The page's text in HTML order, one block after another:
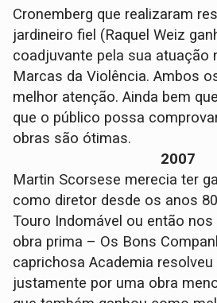
Cronemberg que realizaram
jardineiro fiel (Raquel Weiz
coadjuvante pela sua atuação
Marcas da Violência. Ambos
melhor atenção. Ainda bem
que o público possa
obras são ótimas.
2007
Martin Scorsese merecia ter
como diretor desde os anos
Touro Indomável ou então
obra prima – Os Bons
caprichosa Academia resolveu
justamente por uma obra